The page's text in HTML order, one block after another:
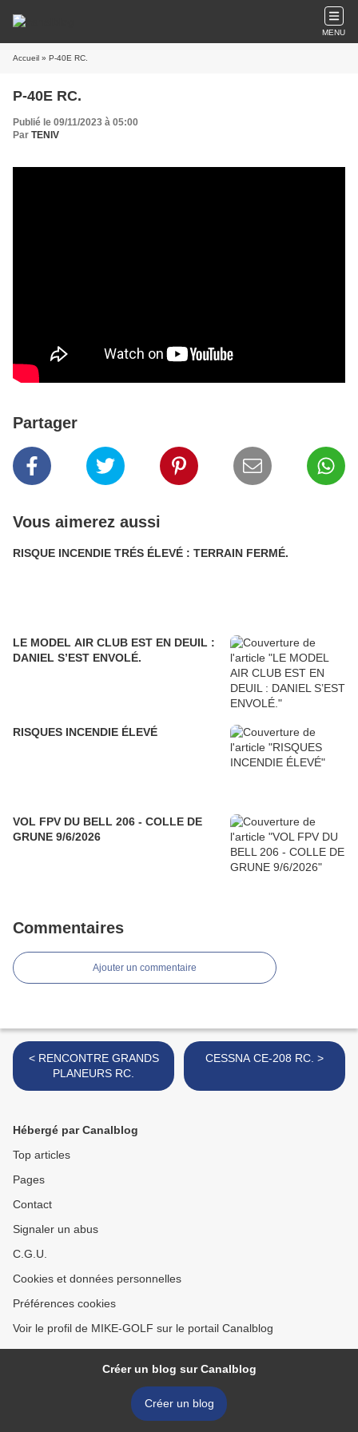
MENU
Accueil » P-40E RC.
P-40E RC.
Publié le 09/11/2023 à 05:00
Par TENIV
Partager
Vous aimerez aussi
RISQUE INCENDIE TRÉS ÉLEVÉ : TERRAIN FERMÉ.
LE MODEL AIR CLUB EST EN DEUIL :
DANIEL S’EST ENVOLÉ.
RISQUES INCENDIE ÉLEVÉ
VOL FPV DU BELL 206 - COLLE DE
GRUNE 9/6/2026
Commentaires
Ajouter un commentaire
< RENCONTRE GRANDS
PLANEURS RC.
CESSNA CE-208 RC. >
Hébergé par Canalblog
Top articles
Pages
Contact
Signaler un abus
C.G.U.
Cookies et données personnelles
Préférences cookies
Voir le profil de MIKE-GOLF sur le portail Canalblog
Créer un blog sur Canalblog
Créer un blog